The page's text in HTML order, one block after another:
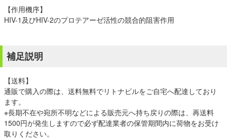
【作用機序】
HIV-1及びHIV-2のプロテアーゼ活性の競合的阻害作用
補足説明
【送料】
通販で購入の際は、送料無料でリトナビルをご自宅へ配達しており
ます。
※長期不在や宛所不明などによる販売元へ持ち戻りの際は、再送料
1500円が発生しますので必ず配達業者の保管期間内に荷物をお受け
取りください。